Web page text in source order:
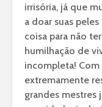
irrisória, já que
a doar suas
coisa para não
humilhação de
incompleta! Com
extremamente
grandes mestres